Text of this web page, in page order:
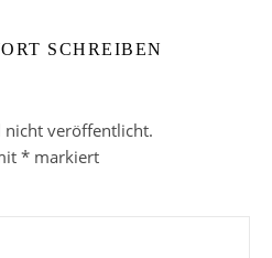
SCHREIBEN
nicht veröffentlicht.
* markiert